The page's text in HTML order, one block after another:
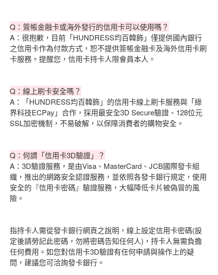
Q：簽帳金融卡或海外發行的信用卡可以使用嗎？
A：很抱歉，目前「HUNDRESS均百韓飾」僅提供國內銀行
之信用卡作為付款方式，恕不提供簽帳金融卡及海外信用卡刷
卡服務。提醒您，信用卡持卡人限會員本人。
Q：線上刷卡安全嗎？
A：「HUNDRESS均百韓飾」的信用卡線上刷卡服務與「綠
界科技ECPay」合作，採用最安全3D Secure驗證、128位元
SSL加密機制，不易破解，以保障消費者的購物安全。
Q：何謂「信用卡3D驗證」？
A：3D驗證服務，是由Visa、MasterCard、JCB國際發卡組
織，推出的網路安全認證服務，並依照各發卡銀行規定，使用
安全的『信用卡密碼』驗證服務，大幅降低卡片被偽冒的風
險。
指持卡人需從發卡銀行網頁之說明，線上設定信用卡密碼(設
定後請勞記此密碼，勿將密碼告知任何人)，持卡人無需負擔
任何費用。如您對信用卡3D驗證有任何申請與操作上的疑
問，建議您可洽詢發卡銀行。